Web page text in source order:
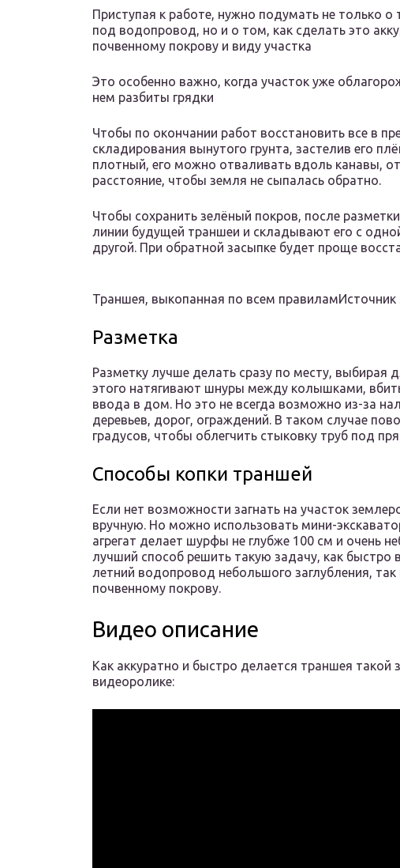
Приступая к работе, нужно подумать не только
под водопровод, но и о том, как сделать это
почвенному покрову и виду участка
Это особенно важно, когда участок уже
нем разбиты грядки
Чтобы по окончании работ восстановить все в
складирования вынутого грунта, застелив его
плотный, его можно отваливать вдоль канавы,
расстояние, чтобы земля не сыпалась обратно.
Чтобы сохранить зелёный покров, после
линии будущей траншеи и складывают его с
другой. При обратной засыпке будет проще
Траншея, выкопанная по всем правиламИсточник
Разметка
Разметку лучше делать сразу по месту, выбирая
этого натягивают шнуры между колышками,
ввода в дом. Но это не всегда возможно из-за
деревьев, дорог, ограждений. В таком случае
градусов, чтобы облегчить стыковку труб под
Способы копки траншей
Если нет возможности загнать на участок
вручную. Но можно использовать мини-
агрегат делает шурфы не глубже 100 см и очень
лучший способ решить такую задачу, как
летний водопровод небольшого заглубления,
почвенному покрову.
Видео описание
Как аккуратно и быстро делается траншея
видеоролике: